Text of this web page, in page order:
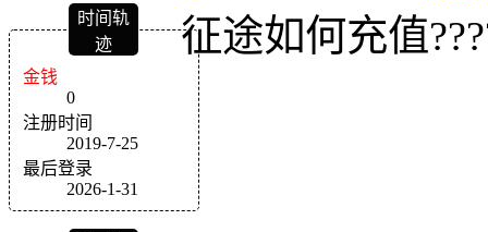
时间轨
迹
金钱
0
注册时间
2019-7-25
最后登录
2026-1-31
征途如何充值